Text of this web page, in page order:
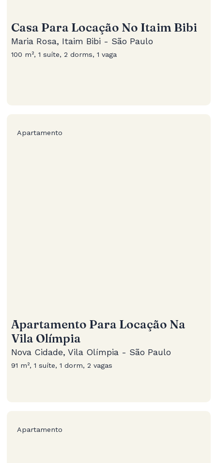
Casa Para Locação No Itaim Bibi
Maria Rosa, Itaim Bibi - São Paulo
100 m², 1 suíte, 2 dorms, 1 vaga
Apartamento
Apartamento Para Locação Na
Vila Olímpia
Nova Cidade, Vila Olímpia - São Paulo
91 m², 1 suíte, 1 dorm, 2 vagas
Apartamento